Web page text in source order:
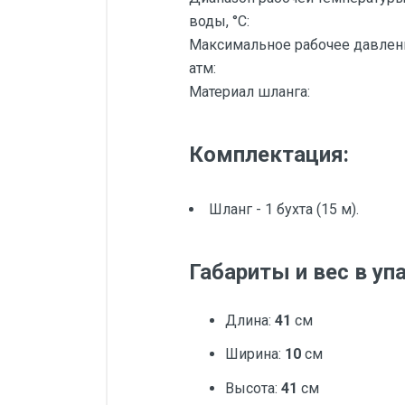
воды, °С:
Максимальное рабочее
атм:
Материал шланга:
Комплектация:
Шланг - 1 бухта (15 м).
Габариты и вес в
Длина: 41 см
Ширина: 10 см
Высота: 41 см